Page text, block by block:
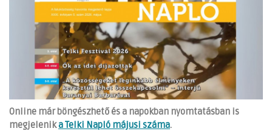
Online már böngészhető és a napokban nyomtatásban is
megjelenika Telki Napló májusi száma.